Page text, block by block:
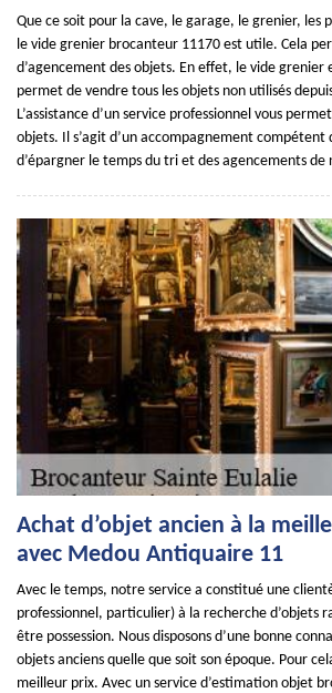
Que ce soit pour la cave, le garage, le grenier, les
le vide grenier brocanteur 11170 est utile. Cela
d’agencement des objets. En effet, le vide grenier
permet de vendre tous les objets non utilisés
L’assistance d’un service professionnel vous
objets. Il s’agit d’un accompagnement compétent
d’épargner le temps du tri et des agencements de
Achat d’objet ancien à la
avec Medou Antiquaire 11
Avec le temps, notre service a constitué une
professionnel, particulier) à la recherche d’objets
être possession. Nous disposons d’une bonne
objets anciens quelle que soit son époque. Pour
meilleur prix. Avec un service d’estimation objet